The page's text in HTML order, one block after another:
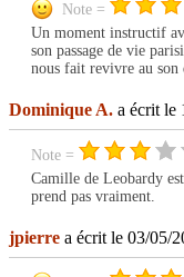
Note =
Un moment instructif
son passage de vie
nous fait revivre au son
Dominique A. a écrit le
Note =
Camille de Leobardy
prend pas vraiment.
jpierre a écrit le 03/05/